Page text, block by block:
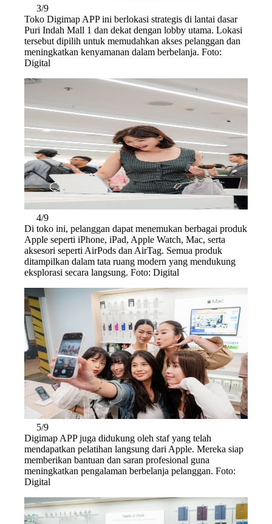
3/9
Toko Digimap APP ini berlokasi strategis di lantai dasar
Puri Indah Mall 1 dan dekat dengan lobby utama. Lokasi
tersebut dipilih untuk memudahkan akses pelanggan dan
meningkatkan kenyamanan dalam berbelanja. Foto:
Digital
4/9
Di toko ini, pelanggan dapat menemukan berbagai produk
Apple seperti iPhone, iPad, Apple Watch, Mac, serta
aksesori seperti AirPods dan AirTag. Semua produk
ditampilkan dalam tata ruang modern yang mendukung
eksplorasi secara langsung. Foto: Digital
5/9
Digimap APP juga didukung oleh staf yang telah
mendapatkan pelatihan langsung dari Apple. Mereka siap
memberikan bantuan dan saran profesional guna
meningkatkan pengalaman berbelanja pelanggan. Foto:
Digital